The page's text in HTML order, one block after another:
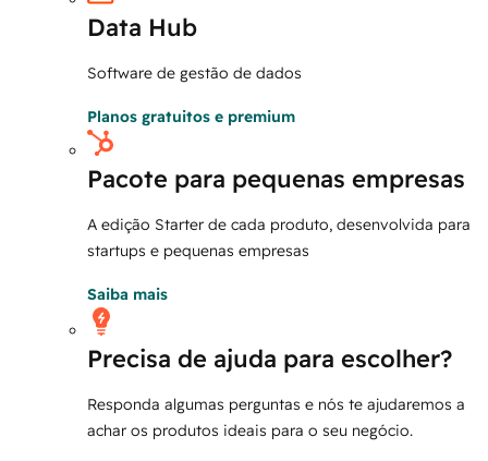
Data Hub
Software de gestão de dados
Planos gratuitos e premium
Pacote para pequenas empresas
A edição Starter de cada produto, desenvolvida para
startups e pequenas empresas
Saiba mais
Precisa de ajuda para escolher?
Responda algumas perguntas e nós te ajudaremos a
achar os produtos ideais para o seu negócio.